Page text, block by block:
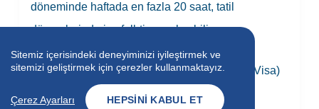
döneminde haftada en fazla 20 saat, tatil
dönemlerinde ise full-time çalışabilir.
Kısa süreli öğrenci vizesi (Short-Term Study Visa)
sahipleri ise çalışma iznine sahip değildir.
Sitemiz içerisindeki deneyiminizi iyileştirmek ve
sitemizi geliştirmek için çerezler kullanmaktayız.
Çerez Ayarları HEPSINI KABUL ET